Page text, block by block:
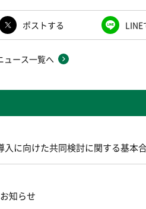
ポストする LINE
ュース一覧へ
に向けた共同検討に関する基本
知らせ